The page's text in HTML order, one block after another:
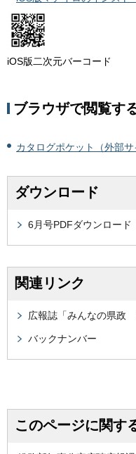
iOS版二次元バーコード
ブラウザで閲覧す
カタログポケット（外部サ
ダウンロード
6月号PDFダウンロード
関連リンク
広報誌「みんなの県政
バックナンバー
このページに関す